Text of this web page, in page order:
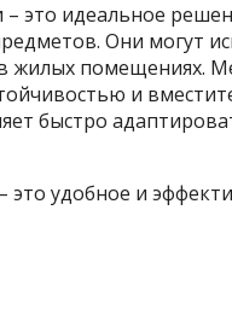
это идеальное
Они могут
жилых помещениях.
и
быстро
это удобное и